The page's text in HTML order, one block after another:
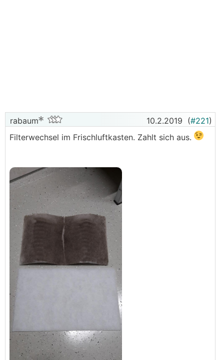
rabaum 10.2.2019 (#221)
Filterwechsel im Frischluftkasten. Zahlt sich aus.